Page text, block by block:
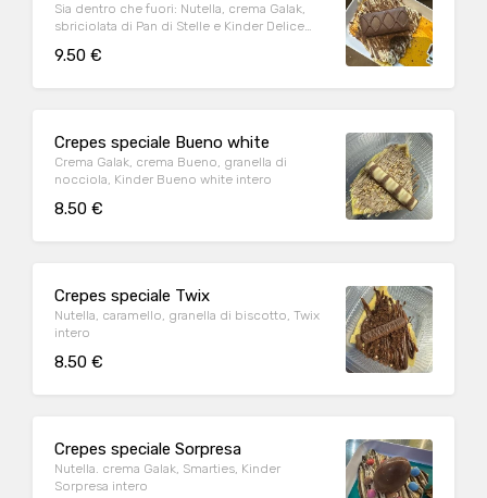
Sia dentro che fuori: Nutella, crema Galak,
sbriciolata di Pan di Stelle e Kinder Delice
9.50 €
Crepes speciale Bueno white
Crema Galak, crema Bueno, granella di
nocciola, Kinder Bueno white intero
8.50 €
Crepes speciale Twix
Nutella, caramello, granella di biscotto, Twix
intero
8.50 €
Crepes speciale Sorpresa
Nutella. crema Galak, Smarties, Kinder
Sorpresa intero